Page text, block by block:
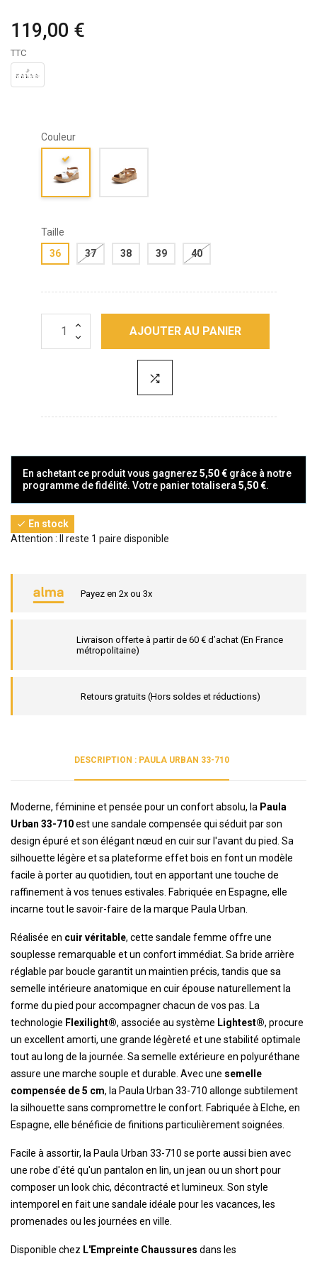
119,00 €
TTC
Couleur
Taille
36
37 38 39 40
AJOUTER AU PANIER
En achetant ce produit vous gagnerez 5,50 € grâce à notre
programme de fidélité. Votre panier totalisera 5,50 €.
 En stock
Attention : Il reste 1 paire disponible
Payez en 2x ou 3x
Livraison offerte à partir de 60 € d’achat (En France
métropolitaine)
Retours gratuits (Hors soldes et réductions)
DESCRIPTION : PAULA URBAN 33-710
Moderne, féminine et pensée pour un confort absolu, la Paula
Urban 33-710est une sandale compensée qui séduit par son
design épuré et son élégant nœud en cuir sur l'avant du pied. Sa
silhouette légère et sa plateforme effet bois en font un modèle
facile à porter au quotidien, tout en apportant une touche de
raffinement à vos tenues estivales. Fabriquée en Espagne, elle
incarne tout le savoir-faire de la marque Paula Urban.
Réalisée en cuir véritable, cette sandale femme offre une
souplesse remarquable et un confort immédiat. Sa bride arrière
réglable par boucle garantit un maintien précis, tandis que sa
semelle intérieure anatomique en cuir épouse naturellement la
forme du pied pour accompagner chacun de vos pas. La
technologie Flexilight®, associée au système Lightest®, procure
un excellent amorti, une grande légèreté et une stabilité optimale
tout au long de la journée. Sa semelle extérieure en polyuréthane
assure une marche souple et durable. Avec une semelle
compensée de 5 cm, la Paula Urban 33-710 allonge subtilement
la silhouette sans compromettre le confort. Fabriquée à Elche, en
Espagne, elle bénéficie de finitions particulièrement soignées.
Facile à assortir, la Paula Urban 33-710 se porte aussi bien avec
une robe d'été qu'un pantalon en lin, un jean ou un short pour
composer un look chic, décontracté et lumineux. Son style
intemporel en fait une sandale idéale pour les vacances, les
promenades ou les journées en ville.
Disponible chez L'Empreinte Chaussures dans les